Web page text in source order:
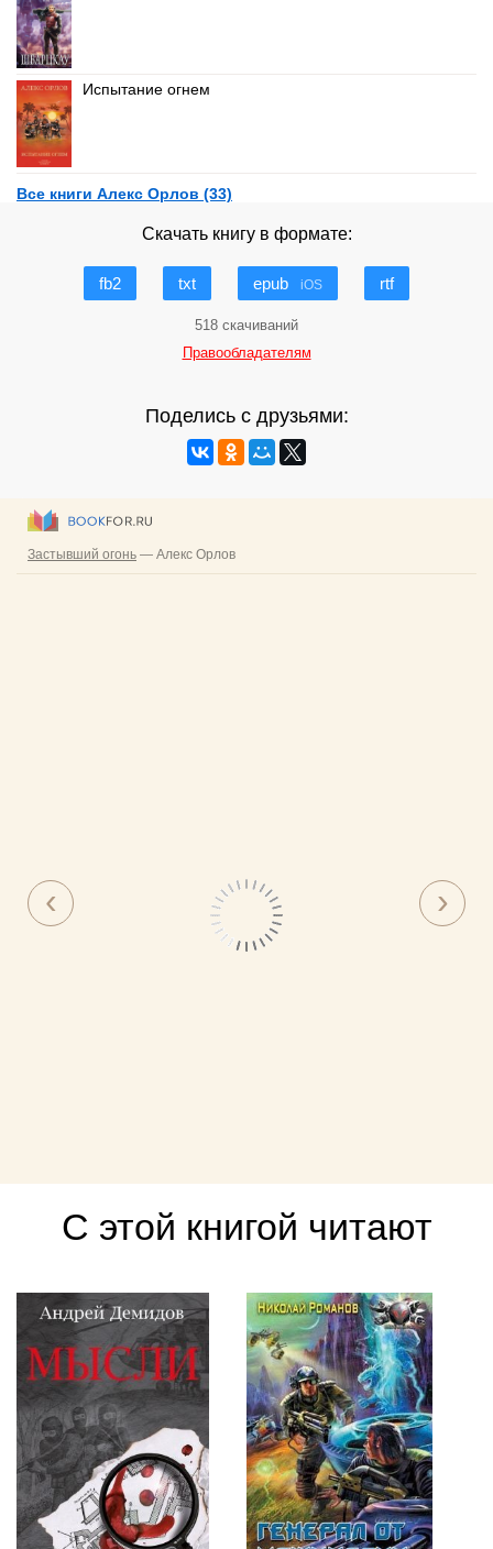
Испытание огнем
Все книги Алекс Орлов (33)
Скачать книгу в формате:
fb2 txt epub iOS rtf
518 скачиваний
Правообладателям
Поделись с друзьями:
С этой книгой читают